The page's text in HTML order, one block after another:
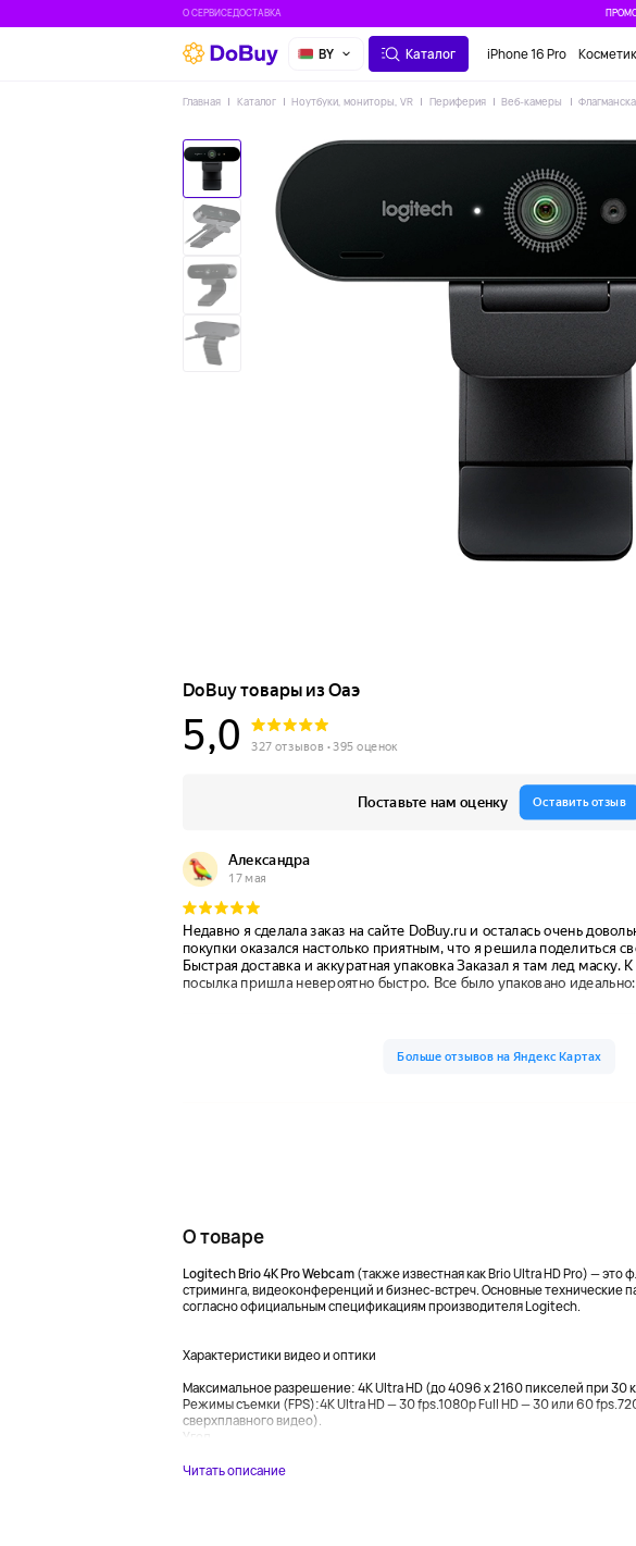
О СЕРВИСЕДОСТАВКА
BY Каталог iPhone 16 Pro
Главная Каталог Ноутбуки, мониторы, VR Периферия Веб-камеры
О товаре
Logitech Brio 4K Pro Webcam (также известная как Brio Ultra HD Pro) — это
стриминга, видеоконференций и бизнес-встреч. Основные технические
согласно официальным спецификациям производителя Logitech.
Характеристики видео и оптики
Максимальное разрешение: 4K Ultra HD (до 4096 x 2160 пикселей при 30
Режимы съемки (FPS):4K Ultra HD — 30 fps.1080p Full HD — 30 или 60
сверхплавного видео).
Угол...
Читать описание